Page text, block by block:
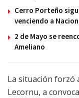
Cerro Porteño
venciendo a
2 de Mayo se
Ameliano
La situación forzó
Lecornu, a